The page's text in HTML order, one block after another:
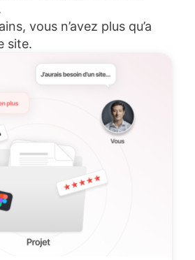
vous n’avez plus qu’a
site.